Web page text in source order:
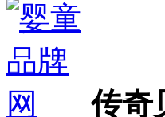
传奇